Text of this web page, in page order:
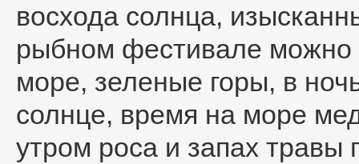
восхода солнца,
рыбном фестивале можно
море, зеленые горы, в
солнце, время на море
утром роса и запах травы